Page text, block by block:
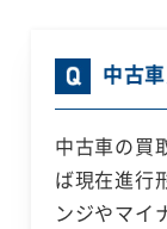
中古
中古車の買
ば現在進行
ンジやマイ